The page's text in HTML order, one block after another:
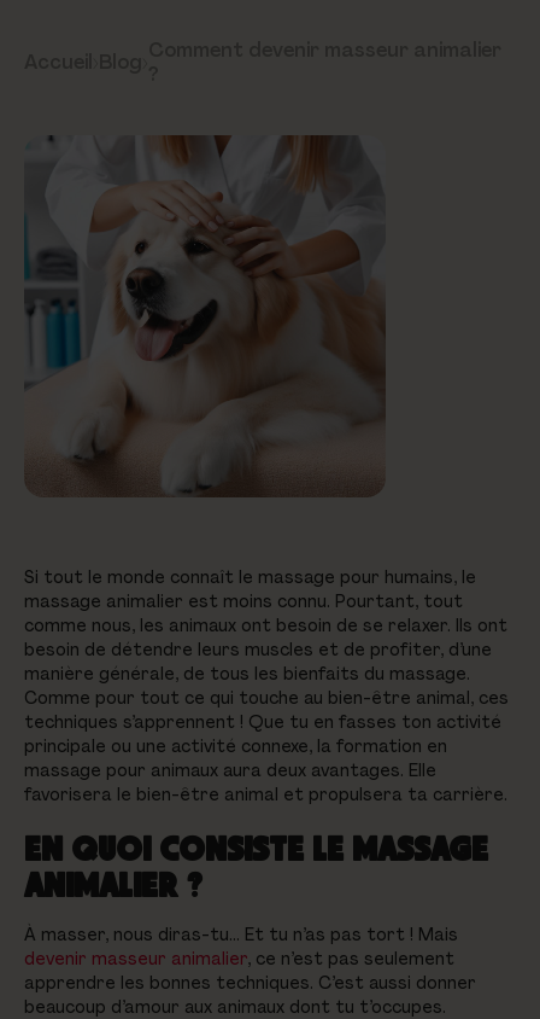
Si tout le monde connaît le massage pour humains, le
massage animalier est moins connu. Pourtant, tout
comme nous, les animaux ont besoin de se relaxer. Ils ont
besoin de détendre leurs muscles et de profiter, d’une
manière générale, de tous les bienfaits du massage.
Comme pour tout ce qui touche au bien-être animal, ces
techniques s’apprennent ! Que tu en fasses ton activité
principale ou une activité connexe, la formation en
massage pour animaux aura deux avantages. Elle
favorisera le bien-être animal et propulsera ta carrière.
EN QUOI CONSISTE LE MASSAGE
ANIMALIER ?
À masser, nous diras-tu… Et tu n’as pas tort ! Mais
devenir masseur animalier, ce n’est pas seulement
apprendre les bonnes techniques. C’est aussi donner
beaucoup d’amour aux animaux dont tu t’occupes.